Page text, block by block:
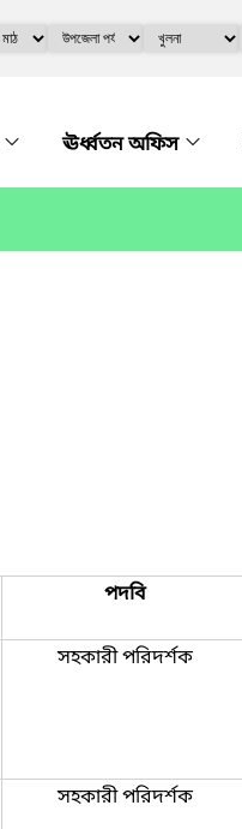
ঊর্ধ্বতন অফিস
পদবি
সহকারী পরিদর্শক
সহকারী পরিদর্শক